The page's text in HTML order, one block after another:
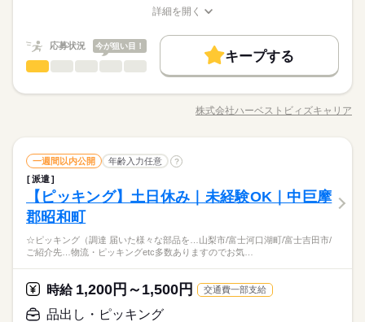
20代活躍
50代活躍
60代歓迎
募集条件
残業なし
10時～出社 1日4h以下
16時前退社
働き方・環境
ブランクOK
禁煙・分煙
バイク自転車 車OK 派遣活躍中
続きを読む
〆/翌月15日払い ■前渡し制度あります！※稼働分より （日払
期間・時間 長期
09：00～13：00 13：00～17：00 09：00～20：00 ＊09：00～1
間から勤務OK！ ■実働：4～8時間 ■休憩：60分（実働6時間未
満は休憩無し） ■残業：なし 【 職場環境 】 ■幅広い世代の男性
活躍中♪ ■ロッカーあり（鍵付き） ■休憩室あり ■自動販売機あ
り（110円～） ■直接雇用のチャンスあり ■喫煙所あり ■社員総
数80名ほど（作業員数30人） ・男性9割：女性1割
休日・休暇
※企業カレンダーあり
★長期休暇あり
（GW/お盆/年末年始）
ピッキングスタッフ募集★車・バイク・自転車通勤OK！/無料駐
20代活躍 30代活躍
40代活躍
交通費 勤務地固定 主婦・主夫
WEB登録
就業時間・曜日
残業なし
16時前退社
週4日 土日祝休 家庭都合休可
働き方・環境
ブランクOK 社会保険制度 研修制度
週払い
禁煙・分煙
バイク自転車
給与 時給 1,150円～
1日＝193,200円 ※残業代は含まれておりません ■給料日：15日
〆/翌月15日払い ■前渡し制度あります！※稼働分より （日払
続きを読む
期間・時間 長期
09：00～13：00 13：00～17：00 09：00～20：00 ＊09：00～1
8：00 ＊10：00～19：00 ＊10：00～16：00 ＊12：00～20：00
※上記は勤務時間の例です。 ★9：00～20：00の間で 実働4時
間から勤務OK！ ■実働：4～8時間 ■休憩：60分（実働6時間未
満は休憩無し） ■残業：なし 【 職場環境 】 ■幅広い世代の男性
活躍中♪ ■ロッカーあり（鍵付き） ■休憩室あり ■自動販売機あ
り（110円～） ■直接雇用のチャンスあり ■喫煙所あり ■社員総
数80名ほど（作業員数30人） ・男性9割：女性1割
続きを読む
休日・休暇 土曜 日曜 祝日
詳しい募集要項をすべて見る
応募する
お仕事の特徴
基本特徴
未経験OK
40代活躍
交通費
主婦・主夫
就業時間・曜日
品出し・ピッキング
す！ 未経験からスタートできる 簡単な業務ばかりをご用意しま
した。 ▼具体的には… ・商品の入出庫やピッキング ・お菓子倉
央市、甲府市、 南アルプス市などから選べます。 土日祝休みで
私生活も充実★ 安定してしっかり働きたい方や 時短でご家庭と
両立したい方も 大歓迎です！ 他にも様々なお仕事がございま
す。 まずはお気軽にご応募ください♪
応募資格
・未経験の方も活躍中！
・自分に合ったお仕事をお探しの方
給与 時給 1,100円～1,813円
【給与備考】 時短のお仕事：月収7万円～15万円 長期のお仕
詳しい募集要項をすべて見る
詳細を開く
応募状況 今が狙い目！
キープする
職種/応募資格 給与/時間/休日
業界 その他
職種 品出し・ピッキング
山梨県内各地にある倉庫で、 軽作業スタッフを募集していま
す！ 未経験からスタートできる 簡単な業務ばかりをご用意しま
した。 ▼具体的には… ・商品の入出庫やピッキング ・お菓子倉
庫でのライン作業 ・商品の検品や梱包、作業補助 ・フォークリ
フトでの運搬 （資格を活かして働けます） 勤務地は韮崎市、中
央市、甲府市、 南アルプス市などから選べます。 土日祝休みで
私生活も充実★ 安定してしっかり働きたい方や 時短でご家庭と
両立したい方も 大歓迎です！ 他にも様々なお仕事がございま
す。 まずはお気軽にご応募ください♪
続きを読む
応募資格
・未経験の方も活躍中！
株式会社ハーベストビィズキャリア
一週間以内公開 年齢入力任意 ?
派遣
【ピッキング】土日休み｜未経験OK｜中巨摩
郡昭和町
☆ピッキング（調達 届いた様々な部品を…山梨市/富士河口湖町/富士吉田市/
ご紹介先…物流・ピッキングetc多数ありますのでお気…
時給 1,200円～1,500円 交通費一部支給
品出し・ピッキング